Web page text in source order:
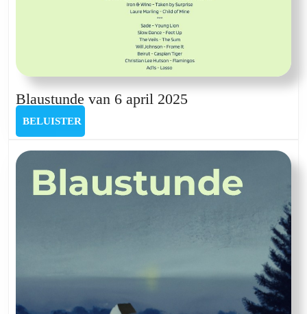
Blaustunde van 6 april 2025Blaustunde
april
2025
BELUISTER